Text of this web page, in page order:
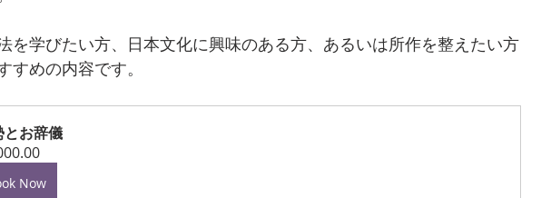
を学びたい方、日本文化に興味のある方、あるいは所作を整えたい方
すめの内容です。
とお辞儀
Now